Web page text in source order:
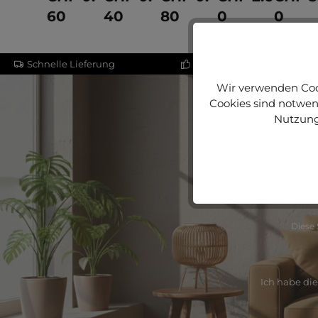
60Details
40Details
80Details
0Details
0Jetzt
Schnelle Lieferung
Ich habe
Wir verwenden
Cookies sind